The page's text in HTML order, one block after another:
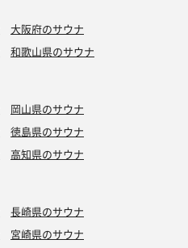
大阪府のサウナ
和歌山県のサウナ
岡山県のサウナ
徳島県のサウナ
高知県のサウナ
長崎県のサウナ
宮崎県のサウナ